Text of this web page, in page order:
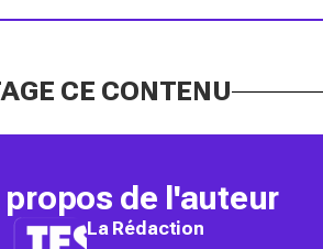
CE CONTENU
propos de l'auteur
La Rédaction